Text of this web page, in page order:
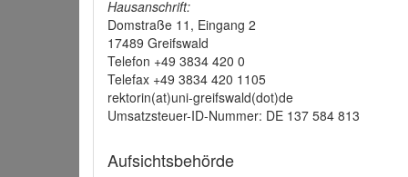
Hausanschrift:
Domstraße 11, Eingang 2
17489 Greifswald
Telefon +49 3834 420 0
Telefax +49 3834 420 1105
rektorin(at)uni-greifswald(dot)de
Umsatzsteuer-ID-Nummer: DE 137 584 813
Aufsichtsbehörde